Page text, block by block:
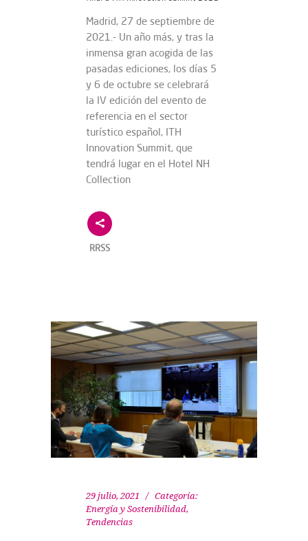
Madrid, 27 de septiembre de
2021.- Un año más, y tras la
inmensa gran acogida de las
pasadas ediciones, los días 5
y 6 de octubre se celebrará
la IV edición del evento de
referencia en el sector
turístico español, ITH
Innovation Summit, que
tendrá lugar en el Hotel NH
Collection
RRSS
29 julio, 2021
Categoría:
Energía y Sostenibilidad,
Tendencias